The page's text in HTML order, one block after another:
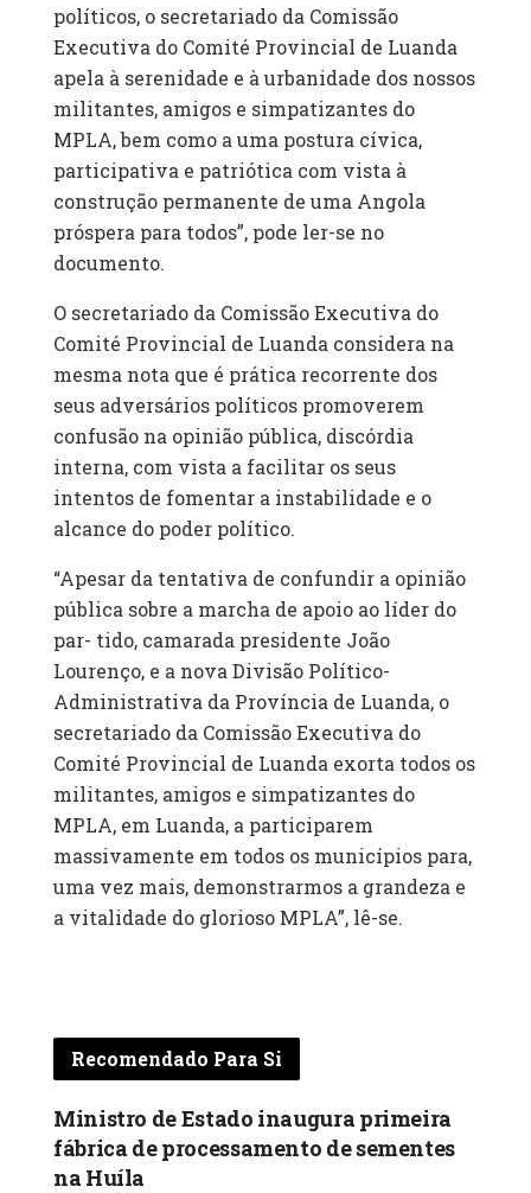
políticos, o secretariado da Comissão
Executiva do Comité Provincial de Luanda
apela à serenidade e à urbanidade dos nossos
militantes, amigos e simpatizantes do
MPLA, bem como a uma postura cívica,
participativa e patriótica com vista à
construção permanente de uma Angola
próspera para todos”, pode ler-se no
documento.
O secretariado da Comissão Executiva do
Comité Provincial de Luanda considera na
mesma nota que é prática recorrente dos
seus adversários políticos promoverem
confusão na opinião pública, discórdia
interna, com vista a facilitar os seus
intentos de fomentar a instabilidade e o
alcance do poder político.
“Apesar da tentativa de confundir a opinião
pública sobre a marcha de apoio ao líder do
par- tido, camarada presidente João
Lourenço, e a nova Divisão Político-
Administrativa da Província de Luanda, o
secretariado da Comissão Executiva do
Comité Provincial de Luanda exorta todos os
militantes, amigos e simpatizantes do
MPLA, em Luanda, a participarem
massivamente em todos os municípios para,
uma vez mais, demonstrarmos a grandeza e
a vitalidade do glorioso MPLA”, lê-se.
Recomendado Para Si
Ministro de Estado inaugura primeira
fábrica de processamento de sementes
na Huíla